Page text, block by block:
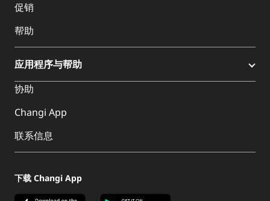
促销
帮助
应用程序与帮助
协助
Changi App
联系信息
下载 Changi App